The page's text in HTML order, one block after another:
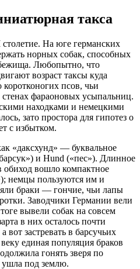
такса
На юге германских
норных собак, способных
Любопытно, что
возраст таксы куда
псов, чьи
фараоновых усыпальниц.
находками и немецкими
зато простора для гипотез о
с избытком.
«даксхунд» — буквальное
и Hund («пес»). Длинное
обиход вошло компактное
немцы пользуются им и
браки — гончие, чьи лапы
Заводчики Германии вели
вывели собак на совсем
в них осталось почти
вот застревать в барсучьих
единая популяция браков
гонять зверя по
ушла под землю.